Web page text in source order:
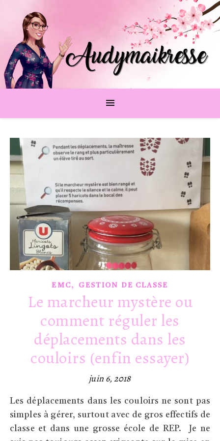
EMC, GESTION DE CLASSE
Le marcheur mystère ou
comment réguler les
déplacements dans les
couloirs (enfin essayer)
juin 6, 2018
Les déplacements dans les couloirs ne sont pas
simples à gérer, surtout avec de gros effectifs de
classe et dans une grosse école de REP. Je ne